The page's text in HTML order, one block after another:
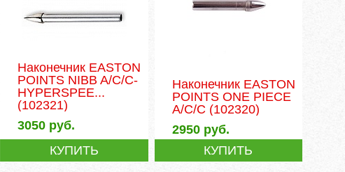
Наконечник EASTON
POINTS NIBB A/C/C-
HYPERSPEE...
(102321)
3050 руб.
КУПИТЬ
Наконечник EASTON
POINTS ONE PIECE
A/C/C (102320)
2950руб.
КУПИТЬ